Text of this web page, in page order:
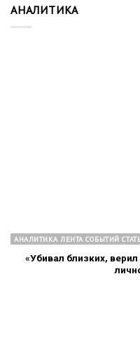
АНАЛИТИКА
АНАЛИТИКА ЛЕНТА СОБЫТИЙ
«Убивал близких, верил